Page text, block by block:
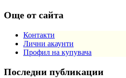
Още от сайта
Контакти
Лични акаунти
Профил на купувача
Последни публикации